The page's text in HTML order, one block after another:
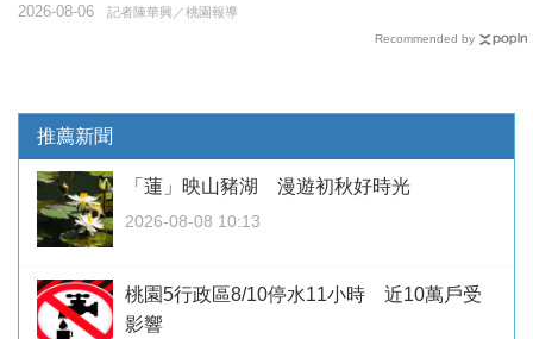
記者陳華興／桃園報導
2026-08-06
Recommended by
推薦新聞
「蓮」映山豬湖 漫遊初秋好時光
2026-08-08 10:13
桃園5行政區8/10停水11小時 近10萬戶受
影響